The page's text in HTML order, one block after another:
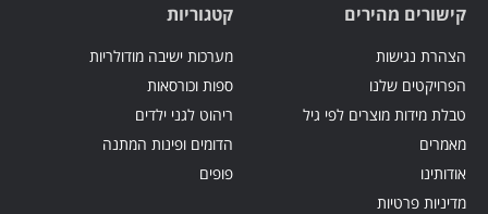
קישורים מהירים
הצהרת נגישות
הפרויקטים שלנו
טבלת מידות מוצרים לפי גיל
מאמרים
אודותינו
מדיניות פרטיות
קטגוריות
מערכות ישיבה מודולריות
ספות וכורסאות
ריהוט לגני ילדים
הדומים ופינות המתנה
פופים